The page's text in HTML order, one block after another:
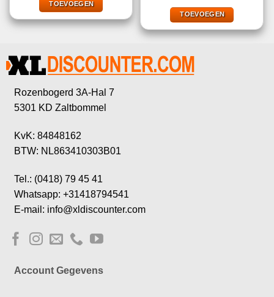
€18,89.
TOEVOEGEN
was:
€49,95.
TOEVOEGEN
Rozenbogerd 3A-Hal 7
5301 KD Zaltbommel
KvK: 84848162
BTW: NL863410303B01
Tel.: (0418) 79 45 41
Whatsapp: +31418794541
E-mail: info@xldiscounter.com
Account Gegevens